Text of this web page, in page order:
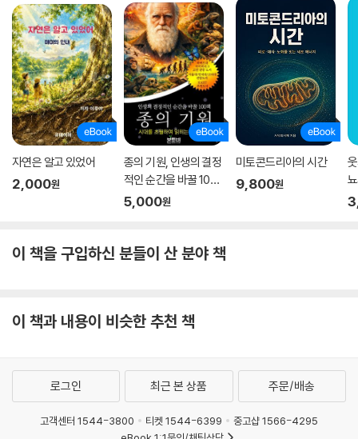
게 해준다.
역사 속 새 이야기에서 ‘그 녀석들’을 관찰하는 법까지
새에 관한 특별한 정보로 가득!
인류는 지구상에 처음 등장한 이래로 항상 새들과 부대끼며 살아왔다. 고
대 이집트의 무덤 벽에 그려진 새 사냥 장면부터 19세기 화가 에드가 드가
가 그린 따오기 그림까지, 새가 묘사된 역사 속 예술 작품들을 통해 그 녀석
들이 우리 조상들에게 어떤 의미였는지 살펴볼 수 있다. 작품 속의 새들을
들여다보면 조상들과 우리가 모두 동의할 수 있는 사실, 즉 새들은 매력적
이지만 아주 못된 녀석이기도 하다는 점을 다시금 깨닫게 된다.
새를 식별하는 방법, 관찰할 때 유의할 점 등 오랜 현장 경험을 통해 쌓아온
더 빠르고 쉽게 판별할 수 있게 해줄 뿐 아니라 곧장 이 책을 들고 주변의
이 책과 딱 맞는 사람들
ㆍ새와 자연을 좋아하는 사람
ㆍ새를 싫어하는 사람(하지만 한바탕 웃고는 싶은 사람)
자연은 알고 있었어
2,000원
종의 기원, 인생의 결정
적인 순간을 바꿀 100
책
5,000원
미토콘드리아의 시간
9,800원
이 책을 구입하신 분들이 산 분야 책
이 책과 내용이 비슷한 추천 책
로그인 최근 본 상품 주문/배송
고객센터 1544-3800 티켓 1544-6399
중고샵 1566-4295